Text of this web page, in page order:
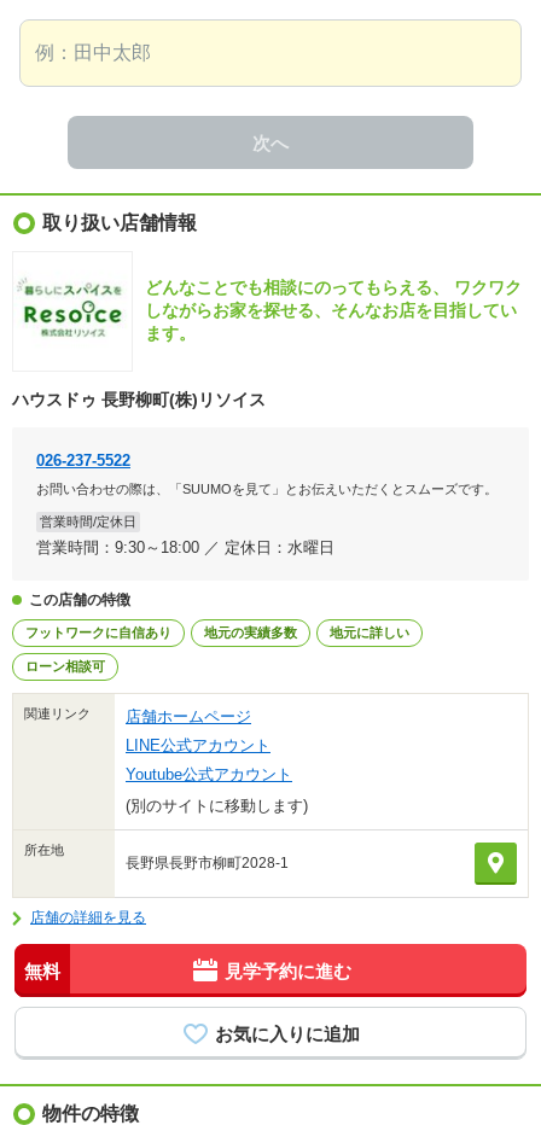
次へ
取り扱い店舗情報
どんなことでも相談にのってもらえる、 ワクワク
しながらお家を探せる、そんなお店を目指してい
ます。
ハウスドゥ 長野柳町(株)リソイス
026-237-5522
お問い合わせの際は、「SUUMOを見て」とお伝えいただくとスムーズです。
営業時間/定休日
営業時間：9:30～18:00 ／ 定休日：水曜日
この店舗の特徴
フットワークに自信あり 地元の実績多数 地元に詳しい
ローン相談可
関連リンク
店舗ホームページ
LINE公式アカウント
Youtube公式アカウント
(別のサイトに移動します)
所在地
長野県長野市柳町2028-1
店舗の詳細を見る
無料 見学予約に進む
物件の特徴